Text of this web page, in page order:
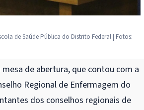
de Saúde Pública do Distrito Federal | Fotos:
de abertura, que contou com a
Regional de Enfermagem do
dos conselhos regionais de